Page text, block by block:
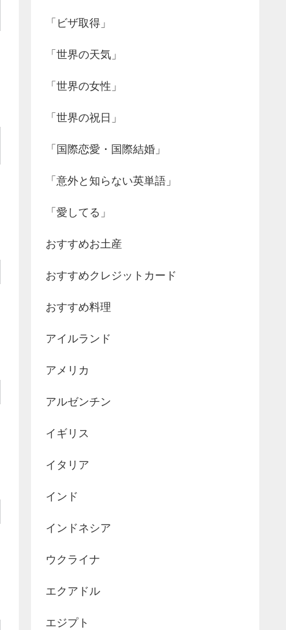
「ビザ取得」
「世界の天気」
「世界の女性」
「世界の祝日」
「国際恋愛・国際結婚」
「意外と知らない英単語」
「愛してる」
おすすめお土産
おすすめクレジットカード
おすすめ料理
アイルランド
アメリカ
アルゼンチン
イギリス
イタリア
インド
インドネシア
ウクライナ
エクアドル
エジプト